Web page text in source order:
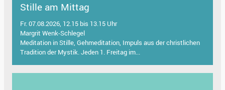
Stille am Mittag
Fr. 07.08.2026, 12.15 bis 13.15 Uhr
Margrit Wenk-Schlegel
Meditation in Stille, Gehmeditation, Impuls aus der christlichen
Tradition der Mystik. Jeden 1. Freitag im...